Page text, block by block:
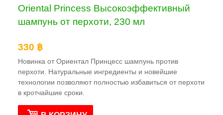
Oriental Princess Высокоэффективный
шампунь от перхоти, 230 мл
330 ฿
Новинка от Ориентал Принцесс шампунь против
перхоти. Натуральные ингредиенты и новейшие
технологии позволяют полностью избавиться от перхоти
в кротчайшие сроки.